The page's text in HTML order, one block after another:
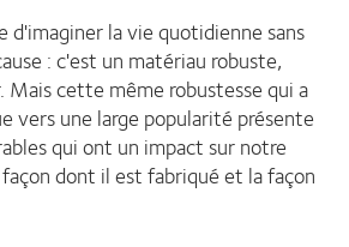
d'imaginer la vie quotidienne sans
: c'est un matériau robuste,
cette même robustesse qui a
vers une large popularité présente
qui ont un impact sur notre
dont il est fabriqué et la façon